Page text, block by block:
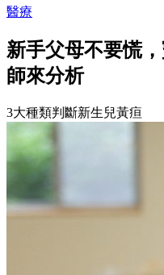
醫療
新手父母不要慌
師來分析
3大種類判斷新生兒黃疸